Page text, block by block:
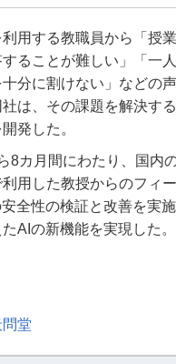
用する教職員から「授
ることが難しい」「一
分に割けない」などの
は、その課題を解決す
発した。
8カ月間にわたり、国内
用した教授からのフィ
安全性の検証と改善を実
AIの新機能を実現した。
堂